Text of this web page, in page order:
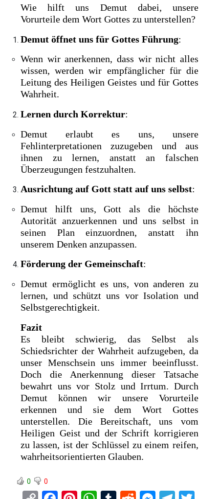
Wie hilft uns Demut dabei, unsere
Vorurteile dem Wort Gottes zu unterstellen?
Demut öffnet uns für Gottes Führung:
Wenn wir anerkennen, dass wir nicht alles
wissen, werden wir empfänglicher für die
Leitung des Heiligen Geistes und für Gottes
Wahrheit.
Lernen durch Korrektur:
Demut erlaubt es uns, unsere
Fehlinterpretationen zuzugeben und aus
ihnen zu lernen, anstatt an falschen
Überzeugungen festzuhalten.
Ausrichtung auf Gott statt auf uns selbst:
Demut hilft uns, Gott als die höchste
Autorität anzuerkennen und uns selbst in
seinen Plan einzuordnen, anstatt ihn
unserem Denken anzupassen.
Förderung der Gemeinschaft:
Demut ermöglicht es uns, von anderen zu
lernen, und schützt uns vor Isolation und
Selbstgerechtigkeit.
Fazit
Es bleibt schwierig, das Selbst als
Schiedsrichter der Wahrheit aufzugeben, da
unser Menschsein uns immer beeinflusst.
Doch die Anerkennung dieser Tatsache
bewahrt uns vor Stolz und Irrtum. Durch
Demut können wir unsere Vorurteile
erkennen und sie dem Wort Gottes
unterstellen. Die Bereitschaft, uns vom
Heiligen Geist und der Schrift korrigieren
zu lassen, ist der Schlüssel zu einem reifen,
wahrheitsorientierten Glauben.
0 0